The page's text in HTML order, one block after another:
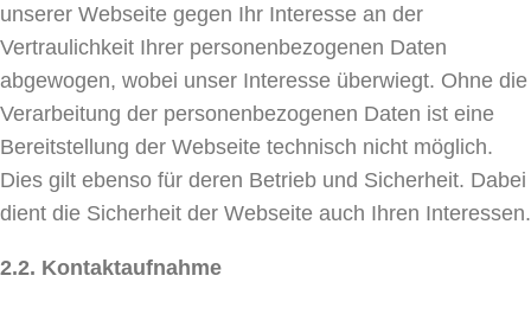
unserer Webseite gegen Ihr Interesse an der
Vertraulichkeit Ihrer personenbezogenen Daten
abgewogen, wobei unser Interesse überwiegt. Ohne die
Verarbeitung der personenbezogenen Daten ist eine
Bereitstellung der Webseite technisch nicht möglich.
Dies gilt ebenso für deren Betrieb und Sicherheit. Dabei
dient die Sicherheit der Webseite auch Ihren Interessen.
2.2. Kontaktaufnahme